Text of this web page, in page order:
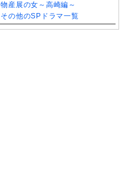
物産展の女～高崎編～
その他のSPドラマ一覧